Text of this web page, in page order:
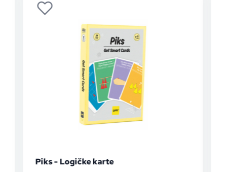
Piks - Logičke karte